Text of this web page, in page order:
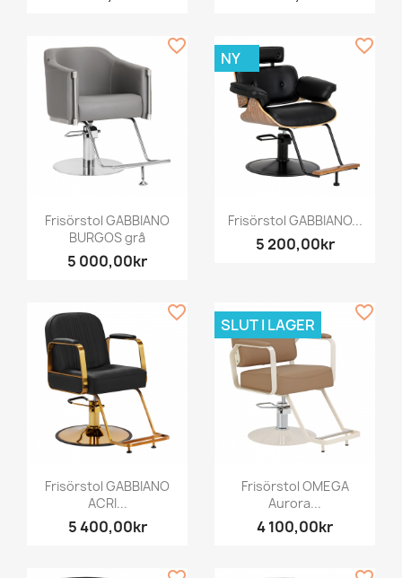
Frisörstol GABBIANO
BURGOS grå
5 000,00kr
favorite_border
Frisörstol GABBIANO...
5 200,00kr
NY
favorite_border
Frisörstol GABBIANO
ACRI...
5 400,00kr
favorite_border
Frisörstol OMEGA
Aurora...
4 100,00kr
SLUT I LAGER
favorite_border